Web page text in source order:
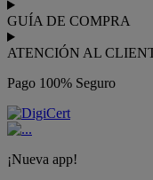
GUÍA DE COMPRA
ATENCIÓN AL
Pago 100% Seguro
¡Nueva app!